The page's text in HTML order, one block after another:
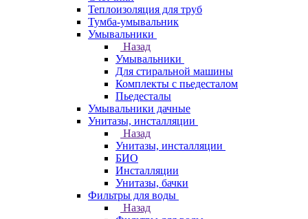
Теплоизоляция для труб
Тумба-умывальник
Умывальники
Назад
Умывальники
Для стиральной машины
Комплекты с пьедесталом
Пьедесталы
Умывальники дачные
Унитазы, инсталляции
Назад
Унитазы, инсталляции
БИО
Инсталляции
Унитазы, бачки
Фильтры для воды
Назад